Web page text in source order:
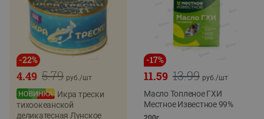
-22%
5.79
4.49 руб./шт
Икра трески
тихоокеанской
деликатесная Лунское
-17%
13.99
11.59 руб./шт
Масло Топленое ГХИ
Местное Известное 99%